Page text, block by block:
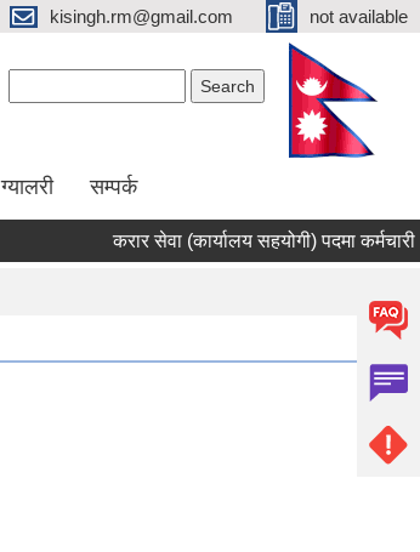
kisingh.rm@gmail.com not available
ग्यालरी सम्पर्क
करार सेवा (कार्यालय सहयोगी) पदमा कर्मचारी